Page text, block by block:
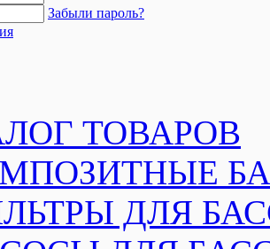
Забыли пароль?
ТОВАРОВ
ДЛЯ